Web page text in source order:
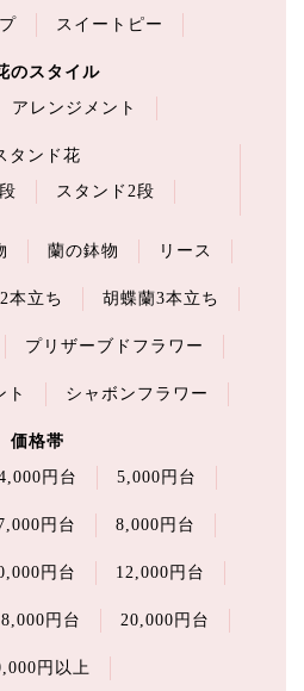
スイートピー
のスタイル
アレンジメント
タンド花
スタンド2段
蘭の鉢物 リース
本立ち 胡蝶蘭3本立ち
プリザーブドフラワー
ト シャボンフラワー
価格帯
円台 5,000円台
円台 8,000円台
円台 12,000円台
円台 20,000円台
円以上